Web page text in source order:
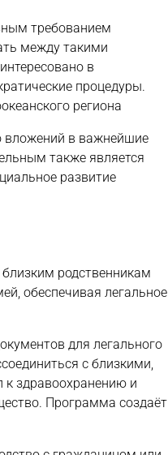
требованием
между такими
в
процедуры.
региона
вложений в важнейшие
также является
развитие
родственникам
обеспечивая легальное
для легального
с близкими,
здравоохранению и
Программа создаёт